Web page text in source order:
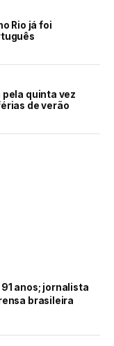
Rio já foi
pela quinta vez
de verão
anos; jornalista
brasileira